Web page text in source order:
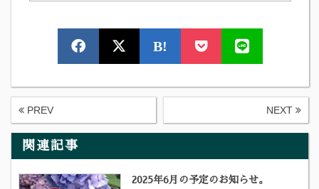
B!
PREV NEXT
関連記事
2025年6月の予定のお知らせ。